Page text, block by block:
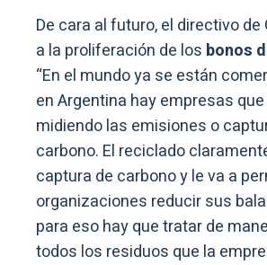
midiendo las emisiones o
carbono. El reciclado
captura de carbono y le va a
organizaciones reducir sus
para eso hay que tratar de
todos los residuos que la
darle a cada uno el destino que
Temas relacionados: